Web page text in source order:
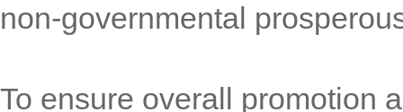
non-governmental
To ensure overall promotion